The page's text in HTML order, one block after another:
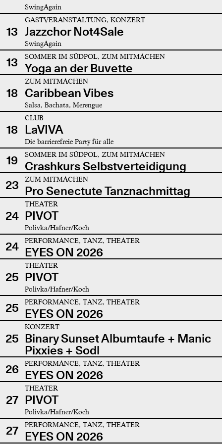
SwingAgain
13
GASTVERANSTALTUNG, KONZERT
Jazzchor Not4Sale
SwingAgain
13 SOMMER IM SÜDPOL, ZUM MITMACHEN
Yoga an der Buvette
18
ZUM MITMACHEN
Caribbean Vibes
Salsa, Bachata, Merengue
18
CLUB
LaVIVA
Die barrierefreie Party für alle
19 SOMMER IM SÜDPOL, ZUM MITMACHEN
Crashkurs Selbstverteidigung
23
ZUM MITMACHEN
Pro Senectute Tanznachmittag
24
THEATER
PIVOT
Polivka/Hafner/Koch
24 PERFORMANCE, TANZ, THEATER
EYES ON 2026
25
THEATER
PIVOT
Polivka/Hafner/Koch
25 PERFORMANCE, TANZ, THEATER
EYES ON 2026
25
KONZERT
Binary Sunset Albumtaufe + Manic
Pixxies + Sodl
26
PERFORMANCE, TANZ, THEATER
EYES ON 2026
27
THEATER
PIVOT
Polivka/Hafner/Koch
27 PERFORMANCE, TANZ, THEATER
EYES ON 2026